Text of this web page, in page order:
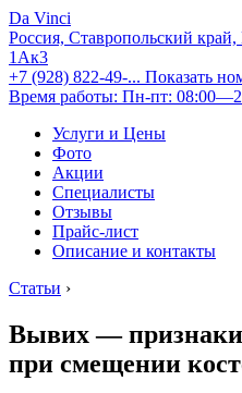
Da Vinci
Россия, Ставропольский
1Ак3
+7 (928) 822-49-... Показать
Время работы: Пн-пт:
Услуги и Цены
Фото
Акции
Специалисты
Отзывы
Прайс-лист
Описание и контакты
Статьи ›
Вывих —
при смещении